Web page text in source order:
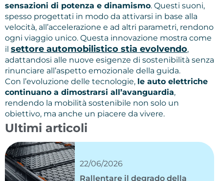
sensazioni di potenza e dinamismo. Questi suoni,
spesso progettati in modo da attivarsi in base alla
velocità, all’accelerazione e ad altri parametri, rendono
ogni viaggio unico. Questa innovazione mostra come
il settore automobilistico stia evolvendo,
adattandosi alle nuove esigenze di sostenibilità senza
rinunciare all’aspetto emozionale della guida.
Con l’evoluzione delle tecnologie, le auto elettriche
continuano a dimostrarsi all’avanguardia,
rendendo la mobilità sostenibile non solo un
obiettivo, ma anche un piacere da vivere.
Ultimi articoli
22/06/2026
Rallentare il degrado della